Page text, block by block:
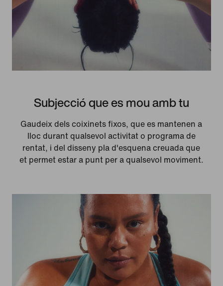
Subjecció que es mou amb tu
Gaudeix dels coixinets fixos, que es mantenen a
lloc durant qualsevol activitat o programa de
rentat, i del disseny pla d'esquena creuada que
et permet estar a punt per a qualsevol moviment.